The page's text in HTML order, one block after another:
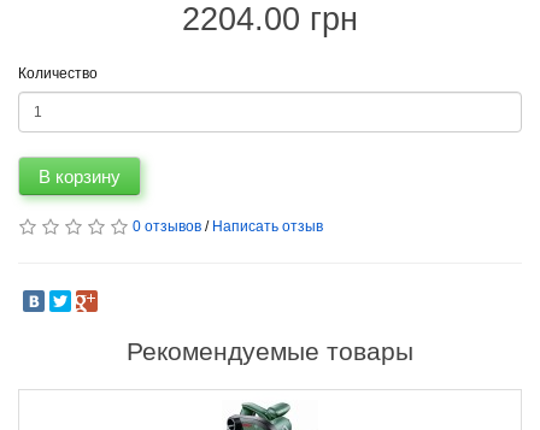
2204.00 грн
Количество
В корзину
0 отзывов / Написать отзыв
Рекомендуемые товары